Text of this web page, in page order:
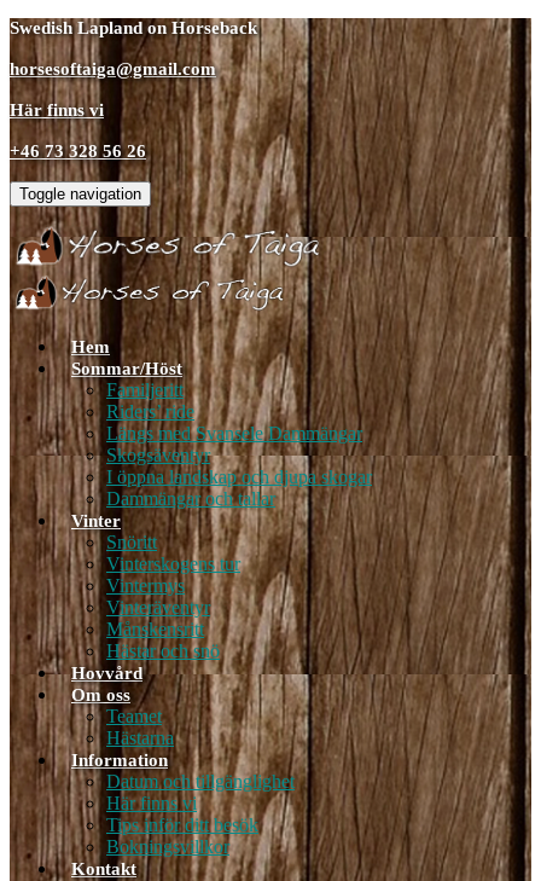
Swedish Lapland on Horseback
horsesoftaiga@gmail.com
Här finns vi
+46 73 328 56 26
Toggle navigation
Hem
Sommar/Höst
Familjeritt
Riders’ ride
Längs med Svansele Dammängar
Skogsäventyr
I öppna landskap och djupa skogar
Dammängar och tallar
Vinter
Snöritt
Vinterskogens tur
Vintermys
Vinteräventyr
Månskensritt
Hästar och snö
Hovvård
Om oss
Teamet
Hästarna
Information
Datum och tillgänglighet
Här finns vi
Tips inför ditt besök
Bokningsvillkor
Kontakt